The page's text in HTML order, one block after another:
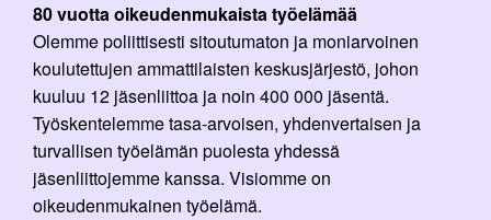
80 vuotta oikeudenmukaista työelämää
Olemme poliittisesti sitoutumaton ja moniarvoinen
koulutettujen ammattilaisten keskusjärjestö, johon
kuuluu 12 jäsenliittoa ja noin 400 000 jäsentä.
Työskentelemme tasa-arvoisen, yhdenvertaisen ja
turvallisen työelämän puolesta yhdessä
jäsenliittojemme kanssa. Visiomme on
oikeudenmukainen työelämä.